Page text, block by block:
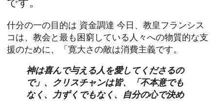
です。
什分の一の目的は 資金調達 今日、教皇フランシス
コは、教会と最も困窮している人々への物質的な支
援のために、「寛大さの敵は消費主義です。
神は喜んで与える人を愛してくださるの
で」、クリスチャンは皆、「不本意でも
なく、力ずくでもなく、自分の心で決め